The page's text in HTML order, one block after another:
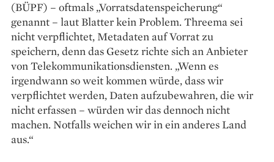
(BÜPF) – oftmals „Vorratsdatenspeicherung“
genannt – laut Blatter kein Problem. Threema sei
nicht verpflichtet, Metadaten auf Vorrat zu
speichern, denn das Gesetz richte sich an Anbieter
von Telekommunikationsdiensten. „Wenn es
irgendwann so weit kommen würde, dass wir
verpflichtet werden, Daten aufzubewahren, die wir
nicht erfassen – würden wir das dennoch nicht
machen. Notfalls weichen wir in ein anderes Land
aus.“